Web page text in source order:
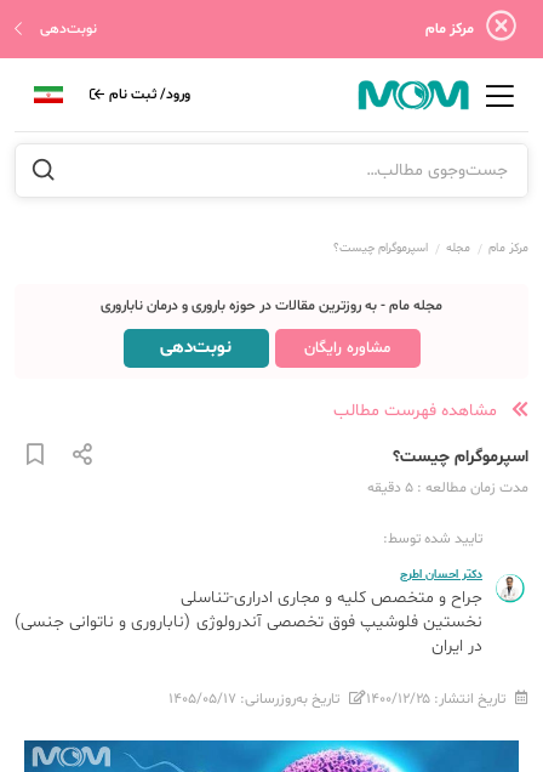
مرکز مام نوبت‌دهی
ورود/ ثبت نام
مرکز مام مجله اسپرموگرام چیست؟
مجله مام - به روزترین مقالات در حوزه باروری و درمان ناباروری
مشاوره رایگان نوبت‌دهی
مشاهده فهرست مطالب
اسپرموگرام چیست؟
مدت زمان مطالعه : 5 دقیقه
تایید شده توسط:
دکتر احسان اطرج
جراح و متخصص کلیه و مجاری ادراری-تناسلی
نخستین فلوشیپ فوق تخصصی آندرولوژی (ناباروری و ناتوانی جنسی)
در ایران
تاریخ انتشار: ۱۴۰۰/۱۲/۲۵ تاریخ به‌روزرسانی: ۱۴۰۵/۰۵/۱۷